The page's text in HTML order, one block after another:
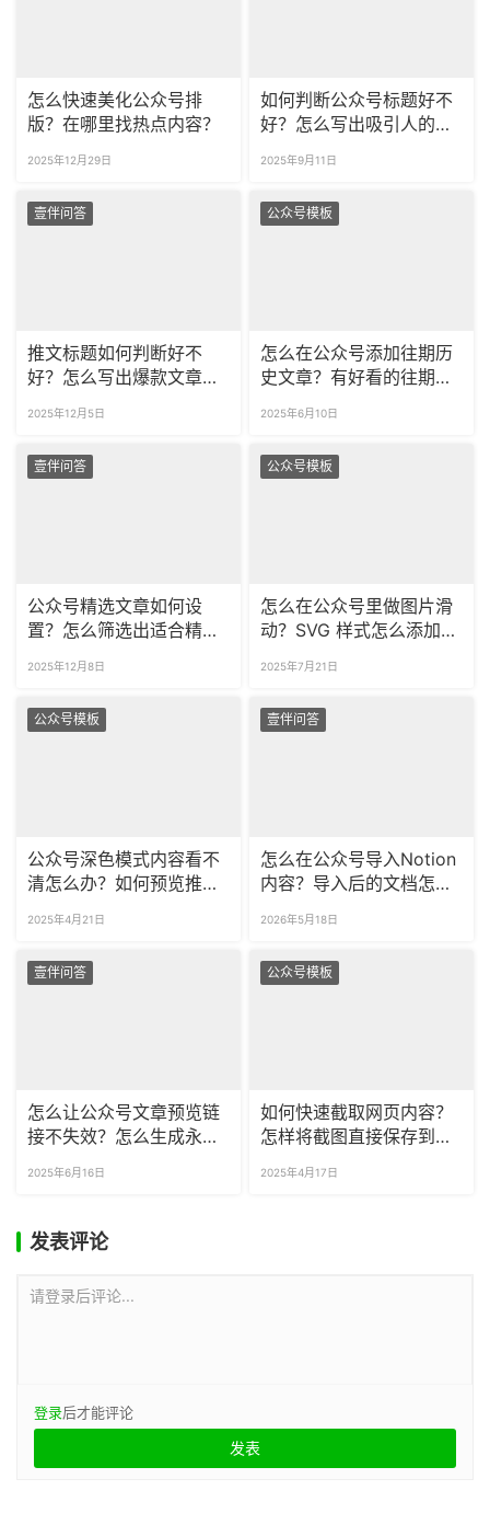
怎么快速美化公众号排
版？在哪里找热点内容？
2025年12月29日
如何判断公众号标题好不
好？怎么写出吸引人的爆
2025年9月11日
壹伴问答
推文标题如何判断好不
好？怎么写出爆款文章标
2025年12月5日
公众号模板
怎么在公众号添加往期历
史文章？有好看的往期推
2025年6月10日
壹伴问答
公众号精选文章如何设
置？怎么筛选出适合精选
2025年12月8日
公众号模板
怎么在公众号里做图片滑
动？SVG 样式怎么添加跳
2025年7月21日
公众号模板
公众号深色模式内容看不
清怎么办？如何预览推文
2025年4月21日
壹伴问答
怎么在公众号导入Notion
内容？导入后的文档怎么
2026年5月18日
壹伴问答
怎么让公众号文章预览链
接不失效？怎么生成永久
2025年6月16日
公众号模板
如何快速截取网页内容？
怎样将截图直接保存到公
2025年4月17日
发表评论
请登录后评论...
登录后才能评论